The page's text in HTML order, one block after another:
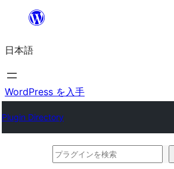
を
ス
キ
プ
日本語
WordPress を入手
Plugin Directory
プ